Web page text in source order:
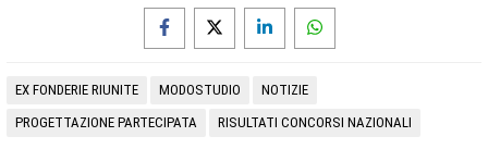
EX FONDERIE RIUNITE MODOSTUDIO
NOTIZIE
PROGETTAZIONE PARTECIPATA
RISULTATI CONCORSI NAZIONALI